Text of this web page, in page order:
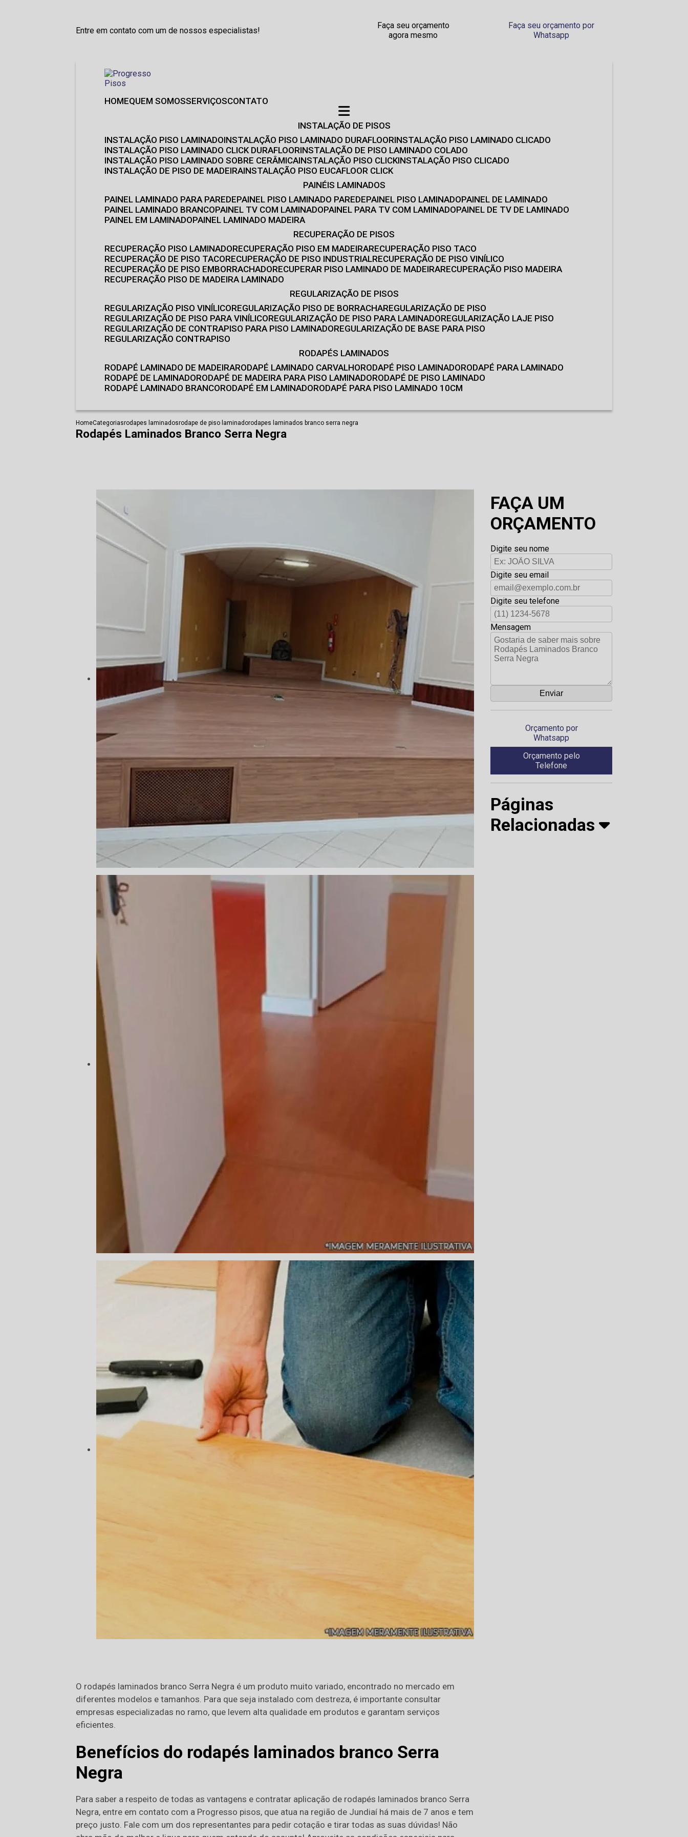
Entre em contato com um de nossos especialistas!
Faça seu orçamento
agora mesmo
Faça seu orçamento por
Whatsapp
HOME QUEM SOMOS SERVIÇOS CONTATO
INSTALAÇÃO DE PISOS
INSTALAÇÃO PISO LAMINADO INSTALAÇÃO PISO LAMINADO DURAFLOOR INSTALAÇÃO PISO LAMINADO CLICADO
INSTALAÇÃO PISO LAMINADO CLICK DURAFLOOR INSTALAÇÃO DE PISO LAMINADO COLADO
INSTALAÇÃO PISO LAMINADO SOBRE CERÂMICA INSTALAÇÃO PISO CLICK INSTALAÇÃO PISO CLICADO
INSTALAÇÃO DE PISO DE MADEIRA INSTALAÇÃO PISO EUCAFLOOR CLICK
PAINÉIS LAMINADOS
PAINEL LAMINADO PARA PAREDE PAINEL PISO LAMINADO PAREDE PAINEL PISO LAMINADO PAINEL DE LAMINADO
PAINEL LAMINADO BRANCO PAINEL TV COM LAMINADO PAINEL PARA TV COM LAMINADO PAINEL DE TV DE LAMINADO
PAINEL EM LAMINADO PAINEL LAMINADO MADEIRA
RECUPERAÇÃO DE PISOS
RECUPERAÇÃO PISO LAMINADO RECUPERAÇÃO PISO EM MADEIRA RECUPERAÇÃO PISO TACO
RECUPERAÇÃO DE PISO TACO RECUPERAÇÃO DE PISO INDUSTRIAL RECUPERAÇÃO DE PISO VINÍLICO
RECUPERAÇÃO DE PISO EMBORRACHADO RECUPERAR PISO LAMINADO DE MADEIRA RECUPERAÇÃO PISO MADEIRA
RECUPERAÇÃO PISO DE MADEIRA LAMINADO
REGULARIZAÇÃO DE PISOS
REGULARIZAÇÃO PISO VINÍLICO REGULARIZAÇÃO PISO DE BORRACHA REGULARIZAÇÃO DE PISO
REGULARIZAÇÃO DE PISO PARA VINÍLICO REGULARIZAÇÃO DE PISO PARA LAMINADO REGULARIZAÇÃO LAJE PISO
REGULARIZAÇÃO DE CONTRAPISO PARA PISO LAMINADO REGULARIZAÇÃO DE BASE PARA PISO
REGULARIZAÇÃO CONTRAPISO
RODAPÉS LAMINADOS
RODAPÉ LAMINADO DE MADEIRA RODAPÉ LAMINADO CARVALHO RODAPÉ PISO LAMINADO RODAPÉ PARA LAMINADO
RODAPÉ DE LAMINADO RODAPÉ DE MADEIRA PARA PISO LAMINADO RODAPÉ DE PISO LAMINADO
RODAPÉ LAMINADO BRANCO RODAPÉ EM LAMINADO RODAPÉ PARA PISO LAMINADO 10CM
HomeCategoriasrodapes laminadosrodape de piso laminadorodapes laminados branco serra negra
Rodapés Laminados Branco Serra Negra
O rodapés laminados branco Serra Negra é um produto muito variado, encontrado no mercado em
diferentes modelos e tamanhos. Para que seja instalado com destreza, é importante consultar
empresas especializadas no ramo, que levem alta qualidade em produtos e garantam serviços
eficientes.
Benefícios do rodapés laminados branco Serra
Negra
Para saber a respeito de todas as vantagens e contratar aplicação de rodapés laminados branco Serra
Negra, entre em contato com a Progresso pisos, que atua na região de Jundiaí há mais de 7 anos e tem
preço justo. Fale com um dos representantes para pedir cotação e tirar todas as suas dúvidas! Não
FAÇA UM
ORÇAMENTO
Digite seu nome
Digite seu email
Digite seu telefone
Mensagem
Orçamento por
Whatsapp
Orçamento pelo
Telefone
Páginas
Relacionadas